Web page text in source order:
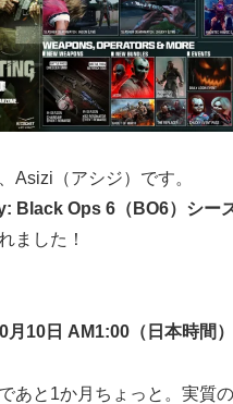
Asizi（アシジ）です。
Black Ops 6（BO6）シー
ました！
月10日 AM1:00（日本時間）
あと1か月ちょっと。実質